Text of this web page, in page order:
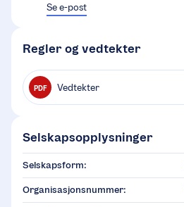
Se e-post
Regler og vedtekter
PDF Vedtekter
Selskapsopplysninger
Selskapsform:
Organisasjonsnummer: